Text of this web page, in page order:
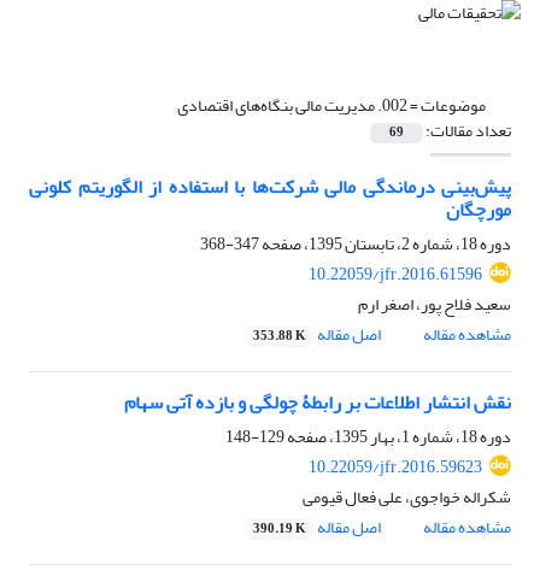
موضوعات =002. مدیریت مالی بنگاه‌های اقتصادی
تعداد مقالات: 69
پیش‌بینی درماندگی مالی شرکت‌ها با استفاده از الگوریتم کلونی
مورچگان
دوره 18، شماره 2، تابستان 1395، صفحه
347-368
10.22059/jfr.2016.61596
سعید فلاح پور، اصغر ارم
مشاهده مقاله
اصل مقاله 353.88 K
نقش انتشار اطلاعات بر رابطۀ چولگی و بازده آتی سهام
دوره 18، شماره 1، بهار 1395، صفحه
129-148
10.22059/jfr.2016.59623
شکراله خواجوی، علی فعال قیومی
مشاهده مقاله
اصل مقاله 390.19 K